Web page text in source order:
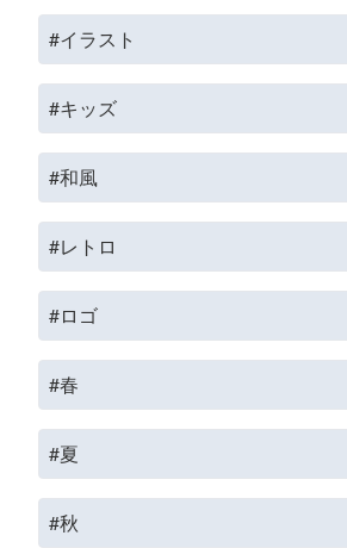
#イラスト
#キッズ
#和風
#レトロ
#ロゴ
#春
#夏
#秋